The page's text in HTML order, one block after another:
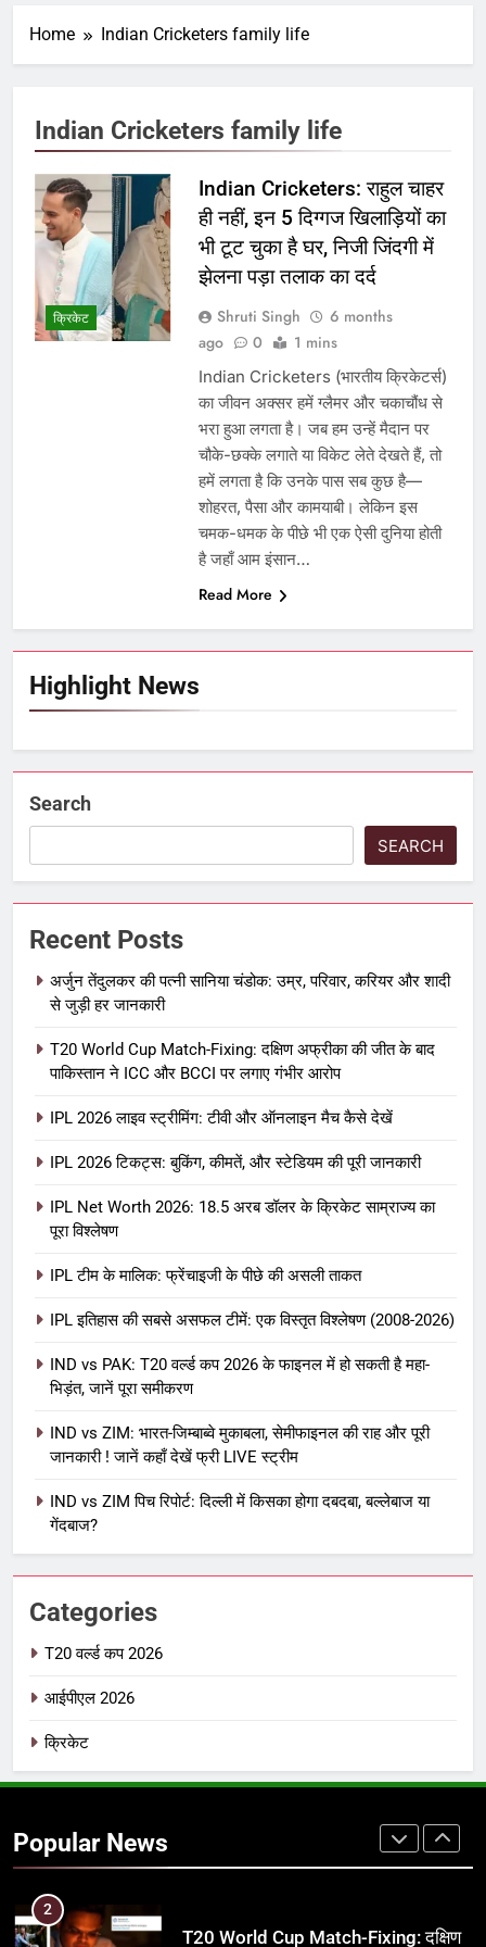
Home Indian Cricketers family life
Highlight News
Indian Cricketers family life
क्रिकेट
Indian Cricketers: राहुल चाहर
ही नहीं, इन 5 दिग्गज खिलाड़ियों का
भी टूट चुका है घर, निजी जिंदगी में
झेलना पड़ा तलाक का दर्द
Shruti Singh
6 months
ago
0 1 mins
Indian Cricketers (भारतीय क्रिकेटर्स)
का जीवन अक्सर हमें ग्लैमर और चकाचौंध से
भरा हुआ लगता है। जब हम उन्हें मैदान पर
चौके-छक्के लगाते या विकेट लेते देखते हैं, तो
हमें लगता है कि उनके पास सब कुछ है—
शोहरत, पैसा और कामयाबी। लेकिन इस
चमक-धमक के पीछे भी एक ऐसी दुनिया होती
है जहाँ आम इंसान…
Read More
Search
SEARCH
Recent Posts
अर्जुन तेंदुलकर की पत्नी सानिया चंडोक: उम्र, परिवार, करियर और शादी
से जुड़ी हर जानकारी
T20 World Cup Match-Fixing: दक्षिण अफ्रीका की जीत के बाद
पाकिस्तान ने ICC और BCCI पर लगाए गंभीर आरोप
IPL 2026 लाइव स्ट्रीमिंग: टीवी और ऑनलाइन मैच कैसे देखें
IPL 2026 टिकट्स: बुकिंग, कीमतें, और स्टेडियम की पूरी जानकारी
IPL Net Worth 2026: 18.5 अरब डॉलर के क्रिकेट साम्राज्य का
पूरा विश्लेषण
IPL टीम के मालिक: फ्रेंचाइजी के पीछे की असली ताकत
IPL इतिहास की सबसे असफल टीमें: एक विस्तृत विश्लेषण (2008-2026)
IND vs PAK: T20 वर्ल्ड कप 2026 के फाइनल में हो सकती है महा-
भिड़ंत, जानें पूरा समीकरण
IND vs ZIM: भारत-जिम्बाब्वे मुकाबला, सेमीफाइनल की राह और पूरी
जानकारी ! जानें कहाँ देखें फ्री LIVE स्ट्रीम
IND vs ZIM पिच रिपोर्ट: दिल्ली में किसका होगा दबदबा, बल्लेबाज या
गेंदबाज?
Categories
T20 वर्ल्ड कप 2026
आईपीएल 2026
क्रिकेट
Popular News
IPL Net Worth 2026: 18.5 अरब डॉलर
आईपीएल 2026 क्रिकेट
IPL टीम के मालिक: फ्रेंचाइजी के पीछे की
असली ताकत
आईपीएल 2026 क्रिकेट
IPL इतिहास की सबसे असफल टीमें: एक
8
अर्जुन तेंदुलकर की पत्नी सानिया चंडोक:
उम्र, परिवार, करियर और शादी से जुड़ी हर
2
T20 World Cup Match-Fixing: दक्षिण